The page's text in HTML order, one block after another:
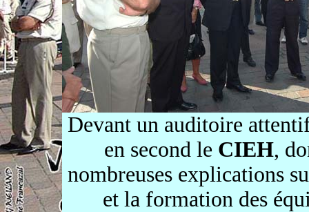
Devant un auditoire
en second le CIEH,
nombreuses explications
et la formation des